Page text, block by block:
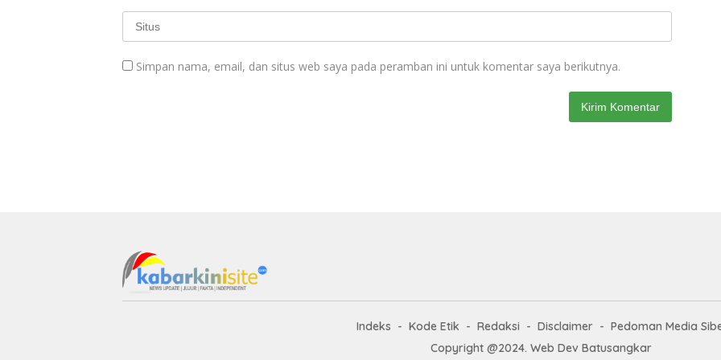
Simpan nama, email, dan situs web saya pada peramban ini untuk komentar saya berikutnya.
Indeks Kode Etik Redaksi Disclaimer
Pedoman Media
Copyright @2024. Web Dev Batusangkar